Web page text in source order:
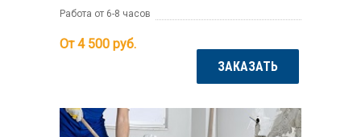
Работа от 6-8 часов
От 4 500 руб.
ЗАКАЗАТЬ